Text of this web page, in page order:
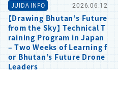
JUIDA INFO 2026.06.12
【Drawing Bhutan’s Future
from the Sky】 Technical T
raining Program in Japan
– Two Weeks of Learning f
or Bhutan’s Future Drone
Leaders